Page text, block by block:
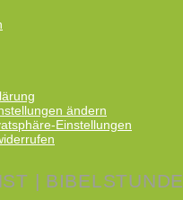
ändern
Einstellungen
| BIBELSTUNDE